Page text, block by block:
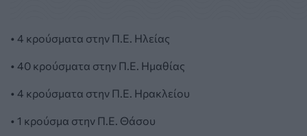
• 4 κρούσματα στην Π.Ε. Ηλείας
• 40 κρούσματα στην Π.Ε. Ημαθίας
• 4 κρούσματα στην Π.Ε. Ηρακλείου
• 1 κρούσμα στην Π.Ε. Θάσου